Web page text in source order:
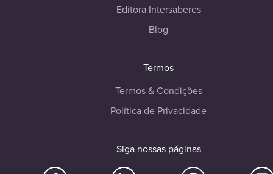
Editora Intersaberes
Blog
Termos
Termos & Condições
Política de Privacidade
Siga nossas páginas